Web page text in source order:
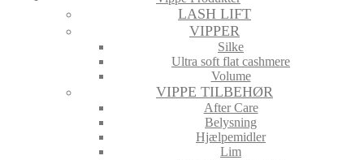
LASH LIFT
VIPPER
Silke
Ultra soft flat cashmere
Volume
VIPPE TILBEHØR
After Care
Belysning
Hjælpemidler
Lim